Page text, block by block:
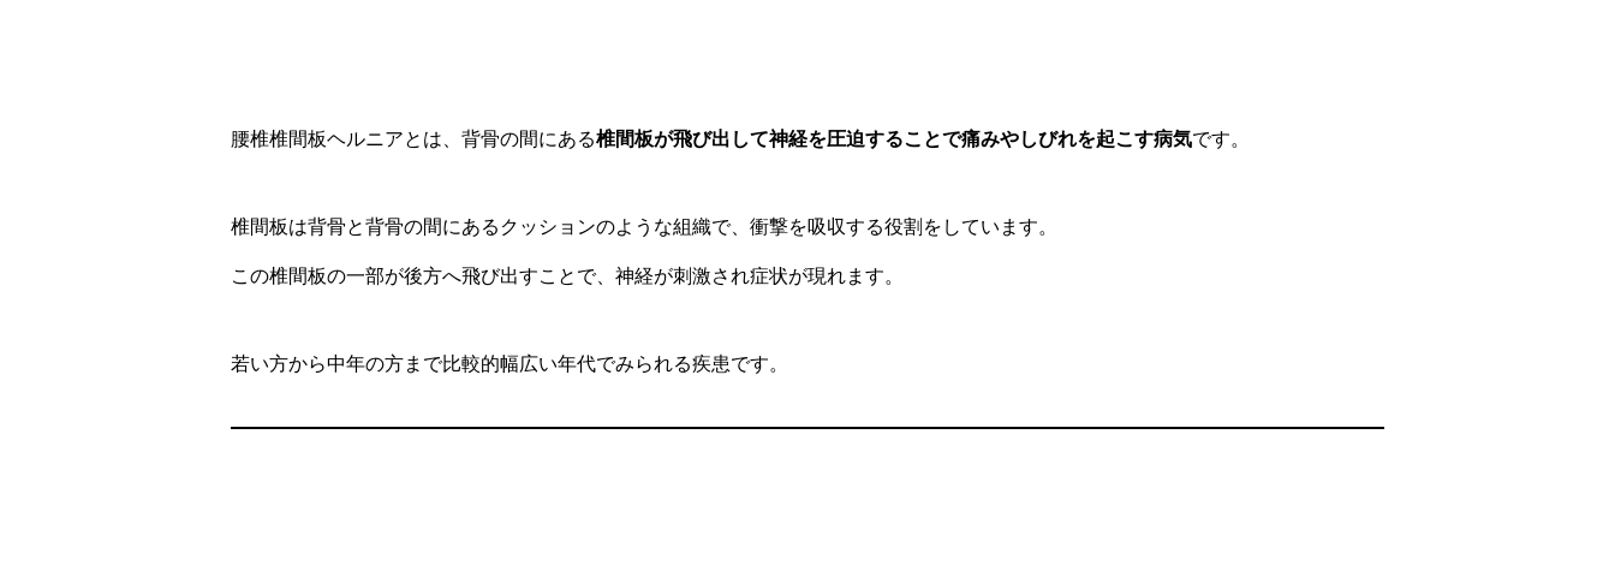
腰椎椎間板ヘルニアとは、背骨の間にある椎間板が飛び出して神経を圧迫することで痛みやしびれを起こす病気です。
椎間板は背骨と背骨の間にあるクッションのような組織で、衝撃を吸収する役割をしています。
この椎間板の一部が後方へ飛び出すことで、神経が刺激され症状が現れます。
若い方から中年の方まで比較的幅広い年代でみられる疾患です。